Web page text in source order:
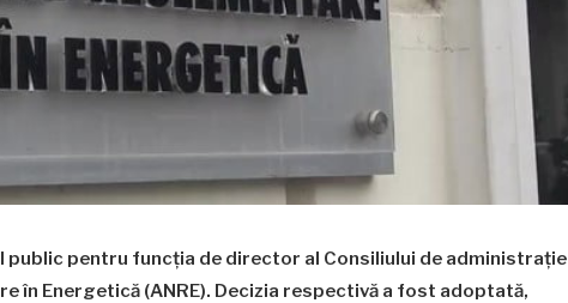
pentru funcția de director al Consiliului de administrație
în Energetică (ANRE). Decizia respectivă a fost adoptată,